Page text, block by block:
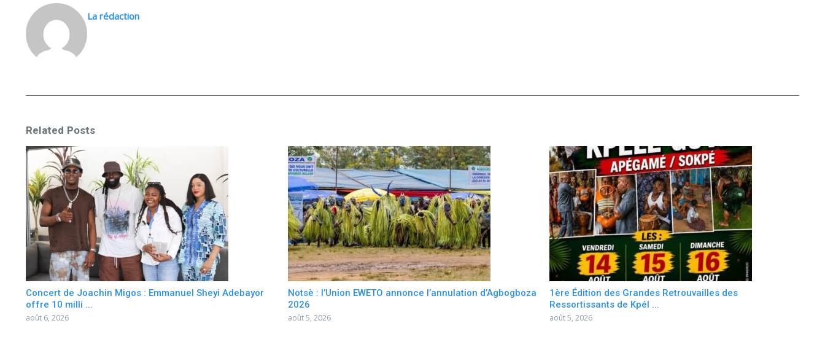
La rédaction
Related Posts
Concert de Joachin Migos : Emmanuel Sheyi Adebayor
offre 10 milli ...
août 6, 2026
Notsè : l’Union EWETO annonce l’annulation d’Agbogboza
2026
août 5, 2026
1ère Édition des Grandes Retrouvailles des
Ressortissants de Kpél ...
août 5, 2026